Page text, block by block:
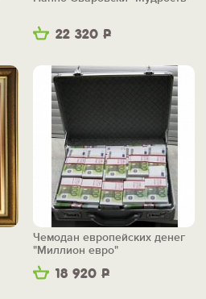
22 320 Р
18 920 Р
Чемодан европейских денег
"Миллион евро"